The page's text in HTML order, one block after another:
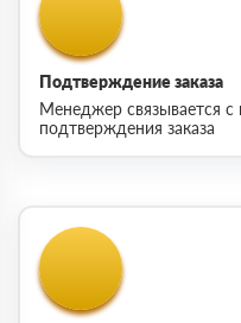
Подтверждение заказа
Менеджер связывается
подтверждения заказа